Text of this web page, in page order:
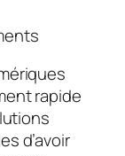
rapide
d’avoir